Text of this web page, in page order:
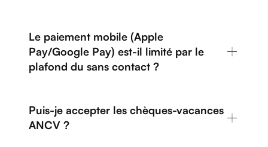
Le paiement mobile (Apple
Pay/Google Pay) est-il limité par le
plafond du sans contact ?
Puis-je accepter les chèques-vacances
ANCV ?